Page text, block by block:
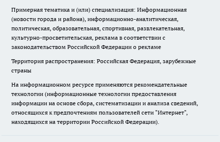
Примерная тематика и (или) специализация: Информационная
(новости города и района), информационно-аналитическая,
политическая, образовательная, спортивная, развлекательная,
культурно-просветительская, реклама в соответствии с
законодательством Российской Федерации о рекламе
Территория распространения: Российская Федерация, зарубежные
страны
На информационном ресурсе применяются рекомендательные
технологии (информационные технологии предоставления
информации на основе сбора, систематизации и анализа сведений,
относящихся к предпочтениям пользователей сети "Интернет",
находящихся на территории Российской Федерации).